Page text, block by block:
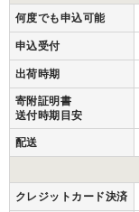
何度でも申込可能
申込受付
出荷時期
寄附証明書
送付時期目安
配送
クレジットカード決済